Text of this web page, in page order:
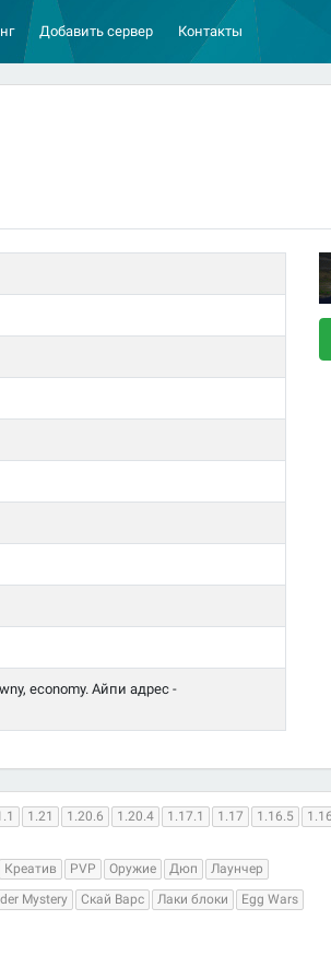
Добавить сервер Контакты
economy. Айпи адрес -
1.21 1.20.6 1.20.4 1.17.1 1.17 1.16.5
Креатив PVP Оружие Дюп
Лаунчер
Mystery Скай Варс Лаки блоки
Egg Wars